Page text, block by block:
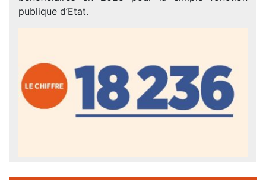
publique d’Etat.